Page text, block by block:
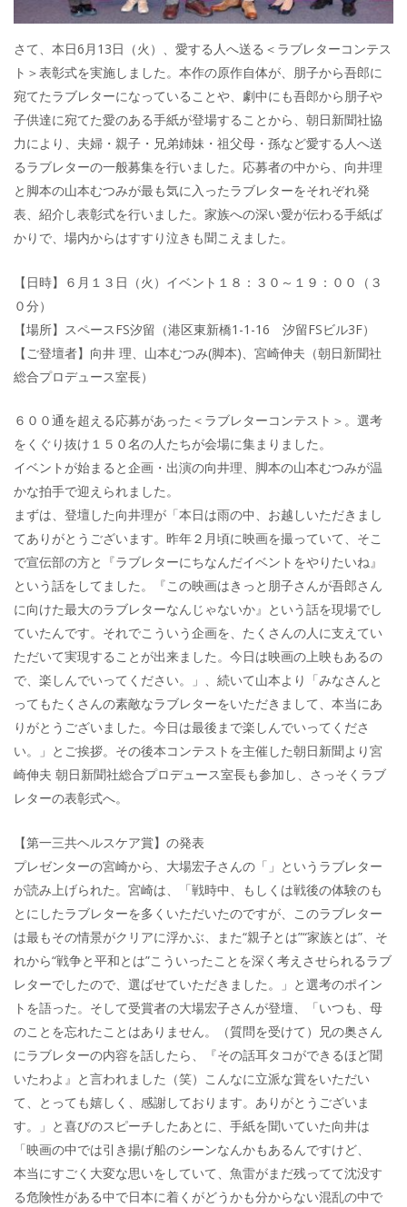
さて、本日6月13日（火）、愛する人へ送る＜ラブレターコンテス
ト＞表彰式を実施しました。本作の原作自体が、朋子から吾郎に
宛てたラブレターになっていることや、劇中にも吾郎から朋子や
子供達に宛てた愛のある手紙が登場することから、朝日新聞社協
力により、夫婦・親子・兄弟姉妹・祖父母・孫など愛する人へ送
るラブレターの一般募集を行いました。応募者の中から、向井理
と脚本の山本むつみが最も気に入ったラブレターをそれぞれ発
表、紹介し表彰式を行いました。家族への深い愛が伝わる手紙ば
かりで、場内からはすすり泣きも聞こえました。
【日時】６月１３日（火）イベント１８：３０～１９：００（３
０分）
【場所】スペースFS汐留（港区東新橋1-1-16 汐留FSビル3F）
【ご登壇者】向井 理、山本むつみ(脚本)、宮崎伸夫（朝日新聞社
総合プロデュース室長）
６００通を超える応募があった＜ラブレターコンテスト＞。選考
をくぐり抜け１５０名の人たちが会場に集まりました。
イベントが始まると企画・出演の向井理、脚本の山本むつみが温
かな拍手で迎えられました。
まずは、登壇した向井理が「本日は雨の中、お越しいただきまし
てありがとうございます。昨年２月頃に映画を撮っていて、そこ
で宣伝部の方と『ラブレターにちなんだイベントをやりたいね』
という話をしてました。『この映画はきっと朋子さんが吾郎さん
に向けた最大のラブレターなんじゃないか』という話を現場でし
ていたんです。それでこういう企画を、たくさんの人に支えてい
ただいて実現することが出来ました。今日は映画の上映もあるの
で、楽しんでいってください。」、続いて山本より「みなさんと
ってもたくさんの素敵なラブレターをいただきまして、本当にあ
りがとうございました。今日は最後まで楽しんでいってくださ
い。」とご挨拶。その後本コンテストを主催した朝日新聞より宮
崎伸夫 朝日新聞社総合プロデュース室長も参加し、さっそくラブ
レターの表彰式へ。
【第一三共ヘルスケア賞】の発表
プレゼンターの宮崎から、大場宏子さんの「」というラブレター
が読み上げられた。宮崎は、「戦時中、もしくは戦後の体験のも
とにしたラブレターを多くいただいたのですが、このラブレター
は最もその情景がクリアに浮かぶ、また“親子とは”“家族とは”、そ
れから“戦争と平和とは”こういったことを深く考えさせられるラブ
レターでしたので、選ばせていただきました。」と選考のポイン
トを語った。そして受賞者の大場宏子さんが登壇、「いつも、母
のことを忘れたことはありません。（質問を受けて）兄の奥さん
にラブレターの内容を話したら、『その話耳タコができるほど聞
いたわよ』と言われました（笑）こんなに立派な賞をいただい
て、とっても嬉しく、感謝しております。ありがとうございま
す。」と喜びのスピーチしたあとに、手紙を聞いていた向井は
「映画の中では引き揚げ船のシーンなんかもあるんですけど、
本当にすごく大変な思いをしていて、魚雷がまだ残ってて沈没す
る危険性がある中で日本に着くがどうかも分からない混乱の中で